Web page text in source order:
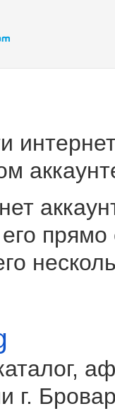
его прямо
г.